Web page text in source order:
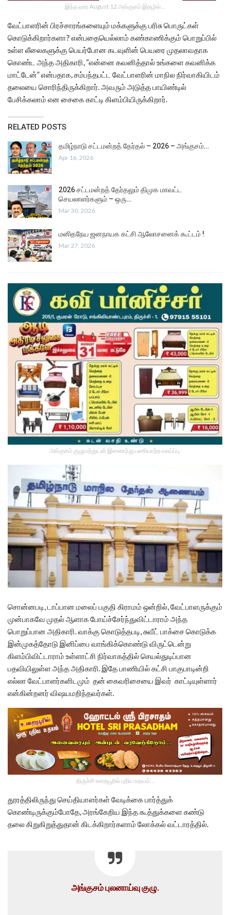
இந்த வார August 12 அங்குசம் இதழில்…
வேட்பாளரின் பிரச்சாரங்களையும் மக்களுக்கு பரிசு பொருட்கள்
கொடுக்கிறார்களா? என்பதையெல்லாம் கண்காணிக்கும் பொறுப்பில்
உள்ள லீலைகளுக்கு பெயர்போன கடவுளின் பெயரை முதலாவதாக
கொண்ட அந்த அதிகாரி, ”என்னை கவனித்தால் உங்களை கவனிக்க
மாட்டேன்” என்பதாக, சம்பந்தபட்ட வேட்பாளரின் மாநில நிர்வாகியிடம்
தலையை சொரிந்திருக்கிறார். அவரும் அடுத்த பாயிண்டில்
பேசிக்கலாம் என சைகை காட்டி கிளம்பியிருக்கிறார்.
RELATED POSTS
தமிழ்நாடு சட்டமன்றத் தேர்தல் – 2026 – அங்குசம்…
Apr 16, 2026
2026 சட்டமன்றத் தேர்தலும் திமுக மாவட்ட
செயலாளர்களும் – ஒரு…
Mar 30, 2026
மனிதநேய ஜனநாயக கட்சி ஆலோசனைக் கூட்டம் !
Mar 27, 2026
அங்குசம் குழுமத்துடன் இணைந்து பணியாற்ற வாய்ப்பு.
சொன்னபடி, டாப்பான மலைப் பகுதி கிராமம் ஒன்றில், வேட்பாளருக்கும்
முன்பாகவே முதல் ஆளாக போய்ச்சேர்ந்துவிட்டாராம் அந்த
பொறுப்பான அதிகாரி. வாக்கு கொடுத்தபடி, சுவீட் பாக்சை கொடுக்க
இன்முகத்தோடு இனிப்பை வாங்கிக்கொண்டு விருட்டென்று
கிளம்பிவிட்டாராம் உள்ளாட்சி நிர்வாகத்தில் செயல்துடிப்பான
பதவியிலுள்ள அந்த அதிகாரி. இதே பாணியில் கட்சி பாகுபாடின்றி
எல்லா வேட்பாளர்களிடமும் தன் கைவரிசையை இவர் காட்டியுள்ளார்
என்கின்றனர் விஷயமறிந்தவர்கள்.
திருச்சி உறையூரில் புதிய உதயம்...
தூரத்திலிருந்து செய்தியாளர்கள் வேடிக்கை பார்த்துக்
கொண்டிருக்கும்போதே, அரங்கேறிய இந்த கூத்துக்களை கண்டு
தலை கிறுகிறுத்துதான் கிடக்கிறார்களாம் லோக்கல் வட்டாரத்தில்.
அங்குசம் புலனாய்வு குழு.